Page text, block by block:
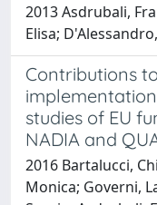
2013 Asdrubali,
Elisa;
Contributions
studies of EU
NADIA and
2016 Bartalucci,
Monica; Governi,